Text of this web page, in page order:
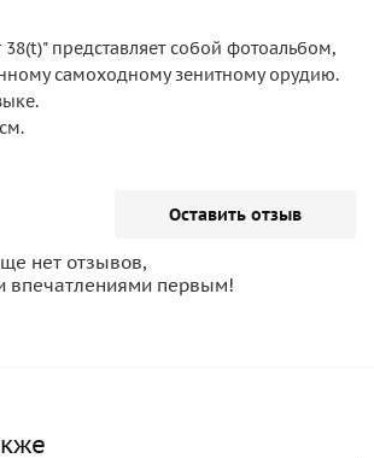
представляет собой фотоальбом,
самоходному зенитному орудию.
Оставить отзыв
нет отзывов,
впечатлениями первым!